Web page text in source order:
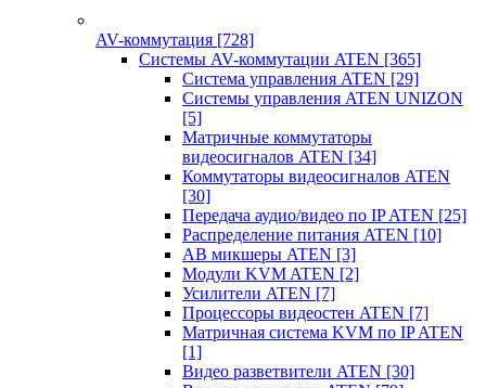
AV-коммутация [728]
Системы AV-коммутации ATEN [365]
Система управления ATEN [29]
Системы управления ATEN UNIZON
[5]
Матричные коммутаторы
видеосигналов ATEN [34]
Коммутаторы видеосигналов ATEN
[30]
Передача аудио/видео по IP ATEN [25]
Распределение питания ATEN [10]
АВ микшеры ATEN [3]
Модули KVM ATEN [2]
Усилители ATEN [7]
Процессоры видеостен ATEN [7]
Матричная система KVM по IP ATEN
[1]
Видео разветвители ATEN [30]